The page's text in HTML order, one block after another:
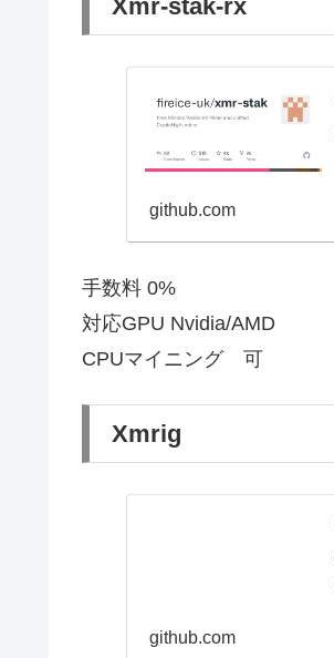
Xmr-stak-rx
github.com
手数料 0%
対応GPU Nvidia/AMD
CPUマイニング 可
Xmrig
github.com